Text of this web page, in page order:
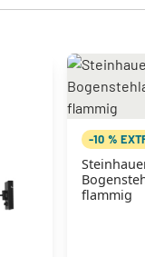
-10 %
flammig